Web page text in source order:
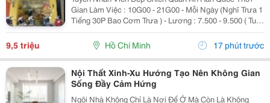
Gian Làm Việc : 10G00 - 21G00 - Mỗi Ngày (Nghĩ Trưa 1
Tiếng 30P Bao Cơm Trưa ) - Lương : 7.500 - 9.500 ( Tuỳ
Theo Năng Lực ) Mô Tả Công Việc: - Bếp Chiên : Sử
Dụng Được Chảo Non Biết Chiên...
9,5 triệu Hồ Chí Minh 17 phút trước
Nội Thất Xinh-Xu Hướng Tạo Nên Không Gian
Sống Đầy Cảm Hứng
Ngôi Nhà Không Chỉ Là Nơi Để Ở Mà Còn Là Không